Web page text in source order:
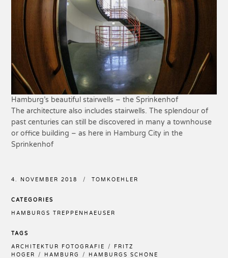
Hamburg’s beautiful stairwells – the Sprinkenhof
The architecture also includes stairwells. The splendour of
past centuries can still be discovered in many a townhouse
or office building – as here in Hamburg City in the
Sprinkenhof
4. NOVEMBER 2018 TOMKOEHLER
CATEGORIES
HAMBURGS TREPPENHAEUSER
TAGS
ARCHITEKTUR FOTOGRAFIE
FRITZ
HÖGER
HAMBURG HAMBURGS SCHÖNE